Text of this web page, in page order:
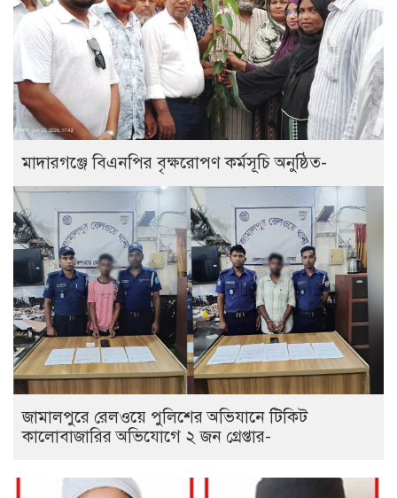
মাদারগঞ্জে বিএনপির বৃক্ষরোপণ কর্মসূচি অনুষ্ঠিত-
জামালপুরে রেলওয়ে পুলিশের অভিযানে টিকিট
কালোবাজারির অভিযোগে ২ জন গ্রেপ্তার-